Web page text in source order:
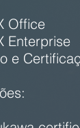
Office
Enterprise
e